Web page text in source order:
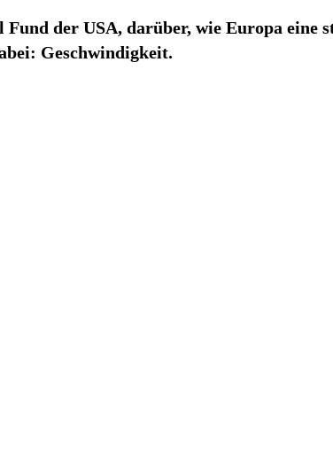
der USA, darüber, wie Europa eine
Geschwindigkeit.